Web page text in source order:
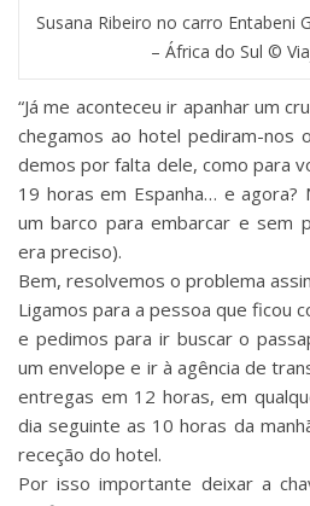
Susana Ribeiro no carro Entabeni
– África do Sul ©
“Já me aconteceu ir apanhar um
chegamos ao hotel pediram-nos
demos por falta dele, como para
19 horas em Espanha… e agora?
um barco para embarcar e sem
era preciso).‬
‪Bem, resolvemos o problema
‪Ligamos para a pessoa que ficou
e pedimos para ir buscar o
um envelope e ir à agência de
entregas em 12 horas, em
dia seguinte as 10 horas da
receção do hotel.‬‬‬
‪Por isso importante deixar a